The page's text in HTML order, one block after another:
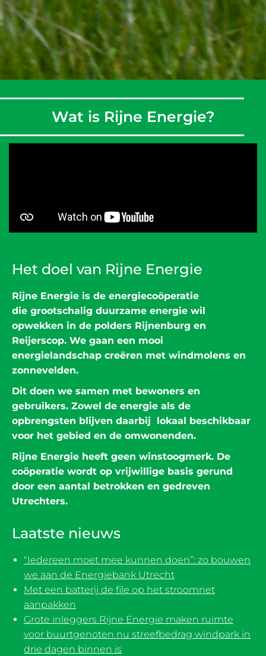
Wat is Rijne Energie?
Het doel van Rijne Energie
Rijne Energie is de energiecoöperatie
die grootschalig duurzame energie wil
opwekken in de polders Rijnenburg en
Reijerscop. We gaan een mooi
energielandschap creëren met windmolens en
zonnevelden.
Dit doen we samen met bewoners en
gebruikers. Zowel de energie als de
opbrengsten blijven daarbij lokaal beschikbaar
voor het gebied en de omwonenden.
Rijne Energie heeft geen winstoogmerk. De
coöperatie wordt op vrijwillige basis gerund
door een aantal betrokken en gedreven
Utrechters.
Laatste nieuws
“Iedereen moet mee kunnen doen”: zo bouwen
we aan de Energiebank Utrecht
Met een batterij de file op het stroomnet
aanpakken
Grote inleggers Rijne Energie maken ruimte
voor buurtgenoten nu streefbedrag windpark in
drie dagen binnen is